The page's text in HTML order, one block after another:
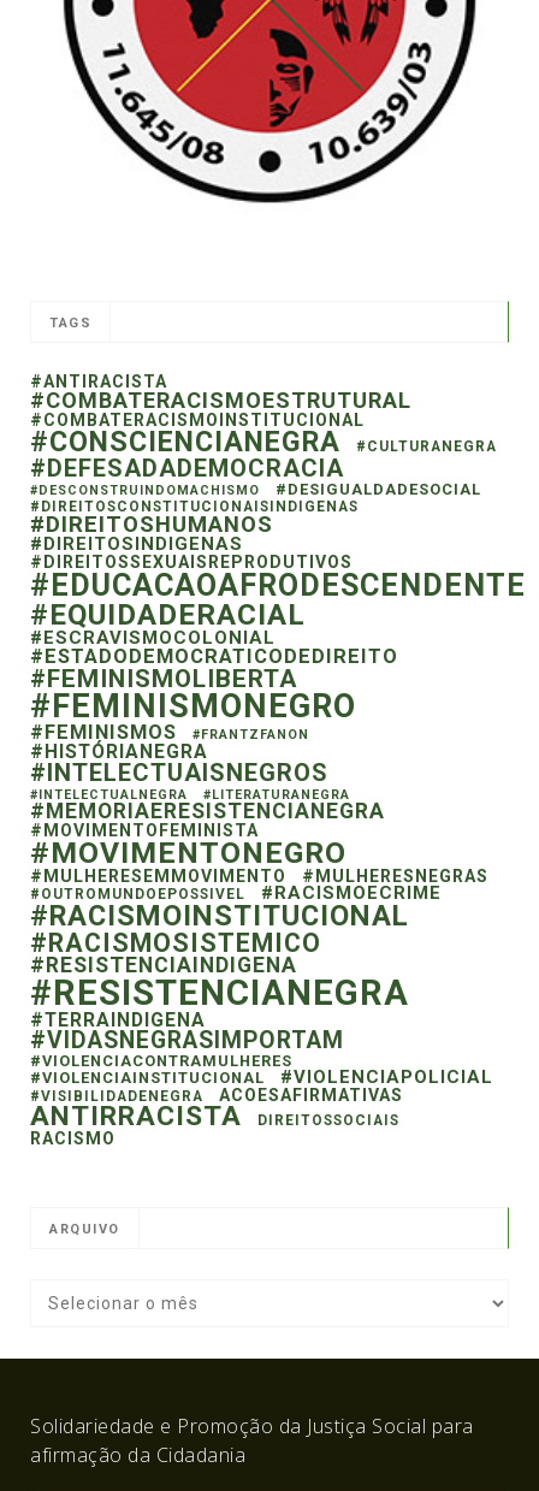
TAGS
#ANTIRACISTA
#COMBATERACISMOESTRUTURAL
#COMBATERACISMOINSTITUCIONAL
#CONSCIENCIANEGRA #CULTURANEGRA
#DEFESADADEMOCRACIA
#DESCONSTRUINDOMACHISMO #DESIGUALDADESOCIAL
#DIREITOSCONSTITUCIONAISINDIGENAS
#DIREITOSHUMANOS
#DIREITOSINDIGENAS
#DIREITOSSEXUAISREPRODUTIVOS
#EDUCACAOAFRODESCENDENTE
#EQUIDADERACIAL
#ESCRAVISMOCOLONIAL
#ESTADODEMOCRATICODEDIREITO
#FEMINISMOLIBERTA
#FEMINISMONEGRO
#FEMINISMOS #FRANTZFANON
#HISTÓRIANEGRA
#INTELECTUAISNEGROS
#INTELECTUALNEGRA #LITERATURANEGRA
#MEMORIAERESISTENCIANEGRA
#MOVIMENTOFEMINISTA
#MOVIMENTONEGRO
#MULHERESEMMOVIMENTO #MULHERESNEGRAS
#OUTROMUNDOEPOSSIVEL #RACISMOECRIME
#RACISMOINSTITUCIONAL
#RACISMOSISTEMICO
#RESISTENCIAINDIGENA
#RESISTENCIANEGRA
#TERRAINDIGENA
#VIDASNEGRASIMPORTAM
#VIOLENCIACONTRAMULHERES
#VIOLENCIAINSTITUCIONAL
#VIOLENCIAPOLICIAL
#VISIBILIDADENEGRA ACOESAFIRMATIVAS
ANTIRRACISTA DIREITOSSOCIAIS
RACISMO
ARQUIVO
Solidariedade e Promoção da Justiça Social para
afirmação da Cidadania